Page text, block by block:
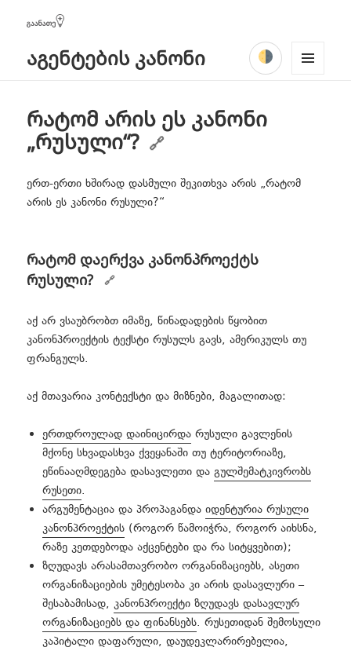
გაანათე!
აგენტების კანონი
ᲩᲐᲐᲑᲜᲔᲚᲔ
კანონპროექტი მარტივად
menu
მითები & პროპაგანდა
უბრალოდ დეკლარაციაა წელიწადში ერთხელ, რა
ეს კანონი ხომ დასავლეთშიც არის?
მიღება?
ერთი არგუმენტიც ვერ მოვისმინეთ!
child
მაგალითები
ვინ რას ამბობს?
როგორ დავარწმუნო სხვა?
მოითხოვე ზარი
Facebook
YouTube
TikTok
Instagram
რატომ არის ეს კანონი
„რუსული“?
ერთ-ერთი ხშირად დასმული შეკითხვა არის „რატომ
არის ეს კანონი რუსული?“
რატომ დაერქვა კანონპროექტს
რუსული?
აქ არ ვსაუბრობთ იმაზე, წინადადების წყობით
კანონპროექტის ტექსტი რუსულს გავს, ამერიკულს თუ
ფრანგულს.
აქ მთავარია კონტექსტი და მიზნები, მაგალითად:
ერთდროულად დაინიცირდა რუსული გავლენის
მქონე სხვადასხვა ქვეყანაში თუ ტერიტორიაზე,
ეწინააღმდეგება დასავლეთი დაგულშემატკივრობს
რუსეთი.
არგუმენტაცია და პროპაგანდაიდენტურია რუსული
კანონპროექტის (როგორ წამოიჭრა, როგორ აიხსნა,
რაზე კეთდებოდა აქცენტები და რა სიტყვებით);
ზღუდავს არასამთავრობო ორგანიზაციებს, ასეთი
ორგანიზაციების უმეტესობა კი არის დასავლური –
შესაბამისად,კანონპროექტი ზღუდავს დასავლურ
ორგანიზაციებს და ფინანსებს. რუსეთიდან შემოსული
კაპიტალი დაფარული, დაუდეკლარირებელია,